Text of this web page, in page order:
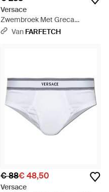
Versace
Zwembroek Met Greca
Tailleband - Zwart
Van FARFETCH
€ 88€ 48,50
Versace